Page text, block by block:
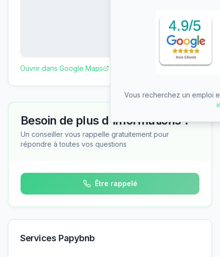
Ouvrir dans Google Maps
Besoin de plus d'informations ?
Un conseiller vous rappelle gratuitement pour
répondre à toutes vos questions
Être rappelé
Services Papybnb
Vous recherchez un emploi